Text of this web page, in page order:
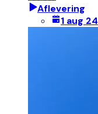
Aflevering
1 aug 24